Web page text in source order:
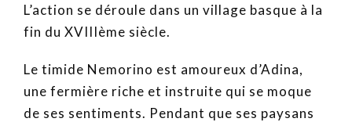
L’action se déroule dans un village basque à la
fin du XVIIIème siècle.
Le timide Nemorino est amoureux d’Adina,
une fermière riche et instruite qui se moque
de ses sentiments. Pendant que ses paysans